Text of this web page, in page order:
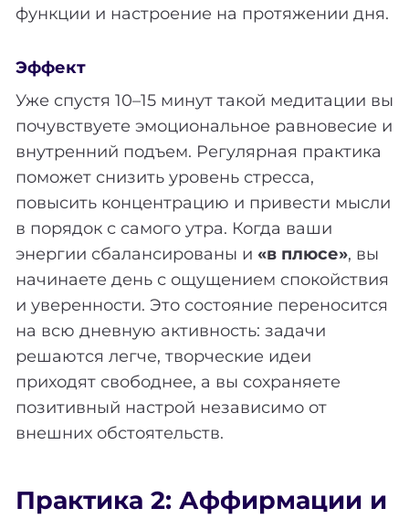
функции и настроение на протяжении дня.
Эффект
Уже спустя 10–15 минут такой медитации вы
почувствуете эмоциональное равновесие и
внутренний подъем. Регулярная практика
поможет снизить уровень стресса,
повысить концентрацию и привести мысли
в порядок с самого утра. Когда ваши
энергии сбалансированы и «в плюсе», вы
начинаете день с ощущением спокойствия
и уверенности. Это состояние переносится
на всю дневную активность: задачи
решаются легче, творческие идеи
приходят свободнее, а вы сохраняете
позитивный настрой независимо от
внешних обстоятельств.
Практика 2: Аффирмации и